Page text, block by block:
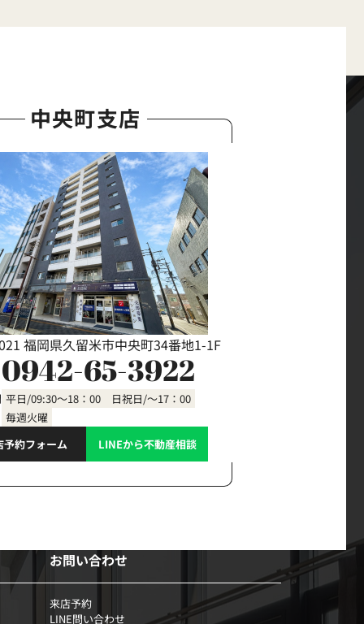
中央町支店
福岡県久留米市中央町34番地1-1F
0942-65-3922
平日/09:30～18：00 日祝日/～17：00
毎週火曜
予約フォーム
LINEから不動産相談
お問い合わせ
来店予約
LINE問い合わせ